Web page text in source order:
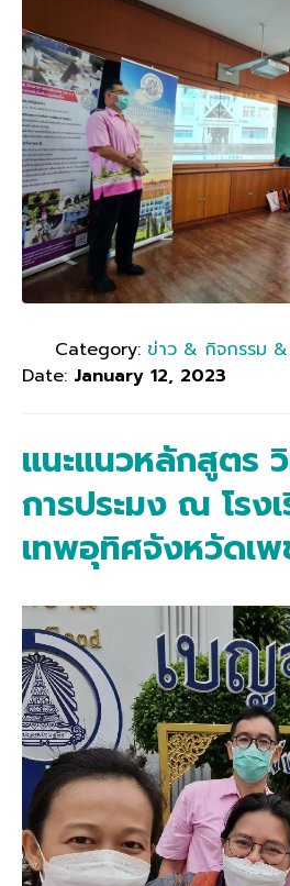
Category: ข่าว & กิจกรรม
Date: January 12, 2023
แนะแนวหลักสูตร
การประมง ณ โรง
เทพอุทิศจังหวัดเ